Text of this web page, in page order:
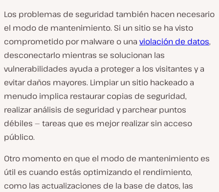
Los problemas de seguridad también hacen necesario
el modo de mantenimiento. Si un sitio se ha visto
comprometido por malware o una violación de datos,
desconectarlo mientras se solucionan las
vulnerabilidades ayuda a proteger a los visitantes y a
evitar daños mayores. Limpiar un sitio hackeado a
menudo implica restaurar copias de seguridad,
realizar análisis de seguridad y parchear puntos
débiles — tareas que es mejor realizar sin acceso
público.
Otro momento en que el modo de mantenimiento es
útil es cuando estás optimizando el rendimiento,
como las actualizaciones de la base de datos, las